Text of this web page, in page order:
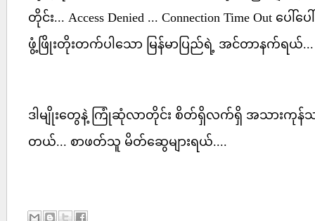
တိုင်း... Access Denied ... Connection Time Out
ဖွံ့ဖြိုးတိုးတက်ပါသော မြန်မာပြည်ရဲ့ အင်တာနက်ရယ်...
ဒါမျိုးတွေနဲ့ ကြုံဆုံလာတိုင်း စိတ်ရှိလက်ရှိ အသားကုန်သ
တယ်... စာဖတ်သူ မိတ်ဆွေများရယ်....